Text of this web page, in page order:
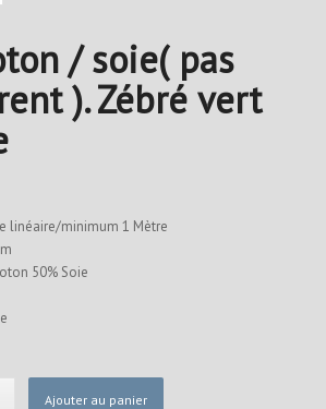
/ soie( pas
). Zébré vert
linéaire/minimum 1 Mètre
50% Soie
Ajouter au panier